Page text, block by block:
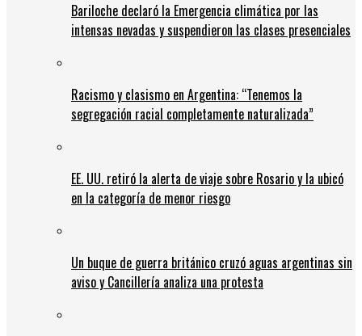
Bariloche declaró la Emergencia climática por las
intensas nevadas y suspendieron las clases presenciales
Racismo y clasismo en Argentina: “Tenemos la
segregación racial completamente naturalizada”
EE. UU. retiró la alerta de viaje sobre Rosario y la ubicó
en la categoría de menor riesgo
Un buque de guerra británico cruzó aguas argentinas sin
aviso y Cancillería analiza una protesta